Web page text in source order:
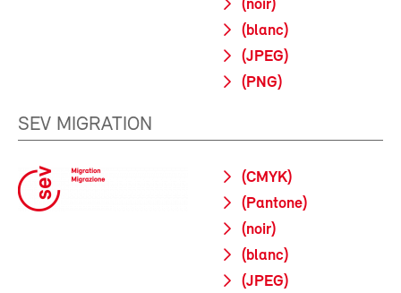
(noir)
(blanc)
(JPEG)
(PNG)
SEV MIGRATION
(CMYK)
(Pantone)
(noir)
(blanc)
(JPEG)